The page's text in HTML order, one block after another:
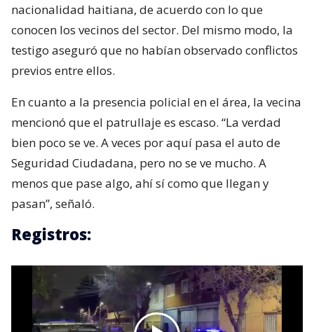
nacionalidad haitiana, de acuerdo con lo que
conocen los vecinos del sector. Del mismo modo, la
testigo aseguró que no habían observado conflictos
previos entre ellos.
En cuanto a la presencia policial en el área, la vecina
mencionó que el patrullaje es escaso. “La verdad
bien poco se ve. A veces por aquí pasa el auto de
Seguridad Ciudadana, pero no se ve mucho. A
menos que pase algo, ahí sí como que llegan y
pasan”, señaló.
Registros: